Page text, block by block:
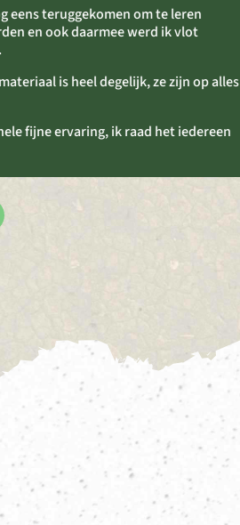
eens teruggekomen om te leren
en ook daarmee werd ik vlot
is heel degelijk, ze zijn op alles
fijne ervaring, ik raad het iedereen